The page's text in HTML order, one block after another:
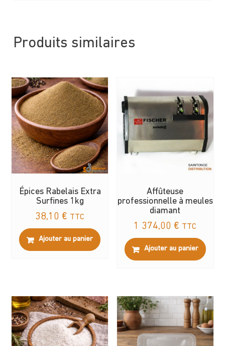
Produits similaires
Épices Rabelais Extra
Surfines 1kg
38,10 € TTC
Ajouter au panier
Affûteuse
professionnelle à meules
diamant
1 374,00 € TTC
Ajouter au panier